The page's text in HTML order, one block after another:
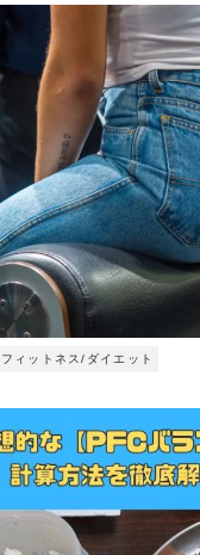
フィットネス/ダイエット